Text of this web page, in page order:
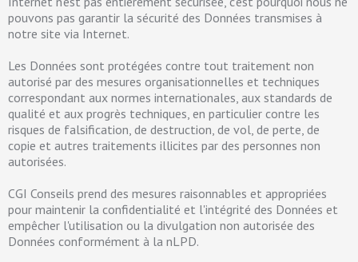
pouvons pas garantir la sécurité des Données transmises à
notre site via Internet.
Les Données sont protégées contre tout traitement non
autorisé par des mesures organisationnelles et techniques
correspondant aux normes internationales, aux standards de
qualité et aux progrès techniques, en particulier contre les
risques de falsification, de destruction, de vol, de perte, de
copie et autres traitements illicites par des personnes non
autorisées.
CGI Conseils prend des mesures raisonnables et appropriées
pour maintenir la confidentialité et l'intégrité des Données et
empêcher l'utilisation ou la divulgation non autorisée des
Données conformément à la nLPD.